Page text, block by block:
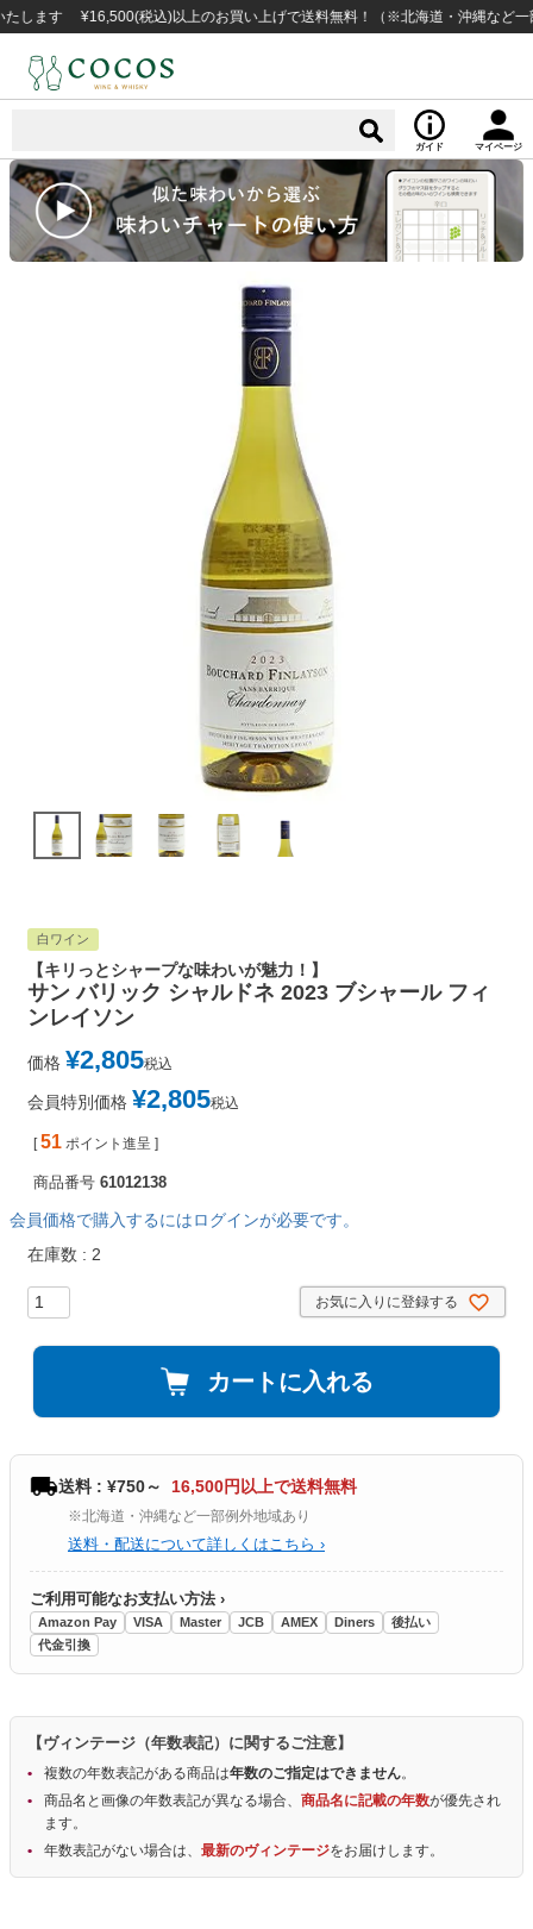
¥16,500(税込)以上のお買い上げで送料無料！（※北海道・沖縄など一部例外
ガイド マイページ
白ワイン
【キリっとシャープな味わいが魅力！】
サン バリック シャルドネ 2023 ブシャール フィ
ンレイソン
価格 ¥2,805税込
会員特別価格 ¥2,805税込
[ 51 ポイント進呈 ]
商品番号 61012138
会員価格で購入するにはログインが必要です。
在庫数
2
お気に入りに登録する
カートに入れる
送料 : ¥750～ 16,500円以上で送料無料
※北海道・沖縄など一部例外地域あり
送料・配送について詳しくはこちら ›
ご利用可能なお支払い方法 ›
Amazon Pay VISA Master JCB AMEX Diners
後払い
代金引換
【ヴィンテージ（年数表記）に関するご注意】
複数の年数表記がある商品は年数のご指定はできません。
商品名と画像の年数表記が異なる場合、 商品名に記載の年数が優先され
ます。
年数表記がない場合は、 最新のヴィンテージをお届けします。